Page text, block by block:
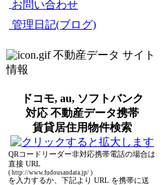
お問い合わせ
管理日記(ブログ)
不動産データ サイト
情報
ドコモ, au, ソフトバンク
対応 不動産データ携帯
賃貸居住用物件検索
QRコードリーダー非対応携帯電話の場合は
直接 URL
( http://www.fudousandata.jp/ )
を入力するか、下記より URL を携帯に送